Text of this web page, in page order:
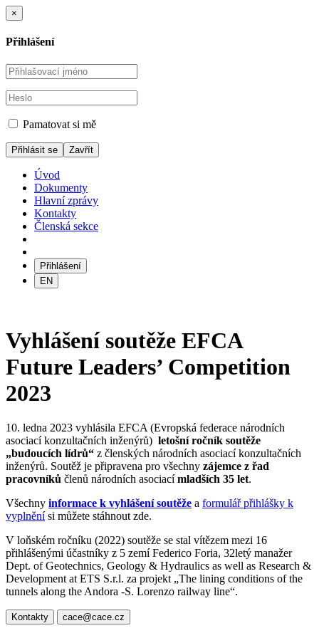
×
Přihlášení
Pamatovat si mě
Zavřít
Úvod
Dokumenty
Hlavní zprávy
Kontakty
Členská sekce
Přihlášení
EN
Vyhlášení soutěže EFCA
Future Leaders’ Competition
2023
10. ledna 2023 vyhlásila EFCA (Evropská federace národních
asociací konzultačních inženýrů) letošní ročník soutěže
„budoucích lídrů“ z členských národních asociací konzultačních
inženýrů. Soutěž je připravena pro všechny zájemce z řad
pracovníků členů národních asociacímladších 35 let.
Všechny informace k vyhlášení soutěže a formulář přihlášky k
vyplněnísi můžete stáhnout zde.
V loňském ročníku (2022) soutěže se stal vítězem mezi 16
přihlášenými účastníky z 5 zemí Federico Foria, 32letý manažer
Dept. of Geotechnics, Geology & Hydraulics as well as Research &
Development at ETS S.r.l. za projekt „The lining conditions of the
tunnels along the Andora -S. Lorenzo railway line“.
Kontakty cace@cace.cz